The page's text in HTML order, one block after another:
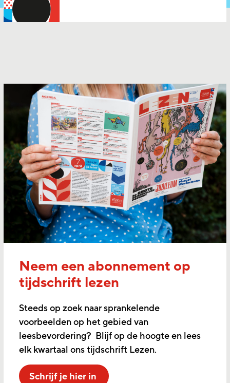
Neem een abonnement op
tijdschrift lezen
Steeds op zoek naar sprankelende
voorbeelden op het gebied van
leesbevordering? Blijf op de hoogte en lees
elk kwartaal ons tijdschrift Lezen.
Schrijf je hier in